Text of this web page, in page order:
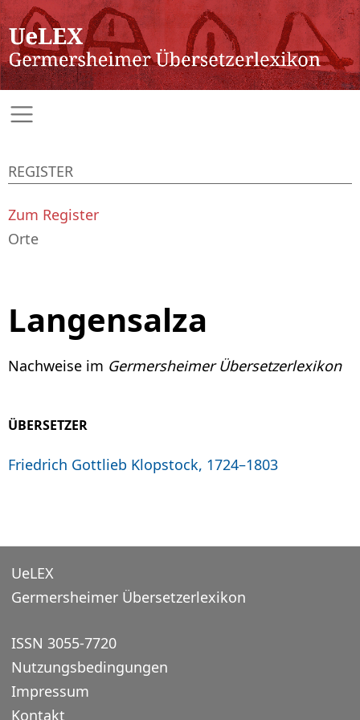
Langensalza
Nachweise im Germersheimer Übersetzerlexikon
ÜBERSETZER
Friedrich Gottlieb Klopstock, 1724–1803
REGISTER
Zum Register
Orte
UeLEX
Germersheimer Übersetzerlexikon
ISSN 3055-7720
Nutzungsbedingungen
Impressum
Kontakt